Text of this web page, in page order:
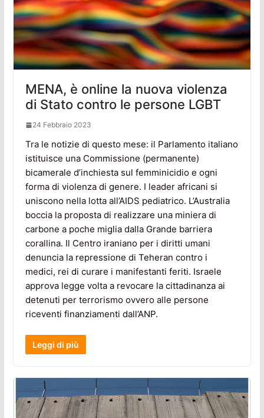
MENA, è online la nuova violenza
di Stato contro le persone LGBT
24 Febbraio 2023
Tra le notizie di questo mese: il Parlamento italiano
istituisce una Commissione (permanente)
bicamerale d’inchiesta sul femminicidio e ogni
forma di violenza di genere. I leader africani si
uniscono nella lotta all’AIDS pediatrico. L’Australia
boccia la proposta di realizzare una miniera di
carbone a poche miglia dalla Grande barriera
corallina. Il Centro iraniano per i diritti umani
denuncia la repressione di Teheran contro i
medici, rei di curare i manifestanti feriti. Israele
approva legge volta a revocare la cittadinanza ai
detenuti per terrorismo ovvero alle persone
riceventi finanziamenti dall’ANP.
Leggi di più